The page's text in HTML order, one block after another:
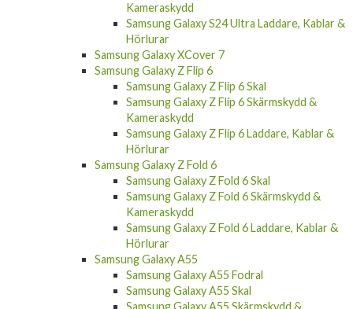
Samsung Galaxy S24 Ultra Laddare, Kablar &
Hörlurar
Samsung Galaxy XCover 7
Samsung Galaxy Z Flip 6
Samsung Galaxy Z Flip 6 Skal
Samsung Galaxy Z Flip 6 Skärmskydd &
Kameraskydd
Samsung Galaxy Z Flip 6 Laddare, Kablar &
Hörlurar
Samsung Galaxy Z Fold 6
Samsung Galaxy Z Fold 6 Skal
Samsung Galaxy Z Fold 6 Skärmskydd &
Kameraskydd
Samsung Galaxy Z Fold 6 Laddare, Kablar &
Hörlurar
Samsung Galaxy A55
Samsung Galaxy A55 Fodral
Samsung Galaxy A55 Skal
Samsung Galaxy A55 Skärmskydd &